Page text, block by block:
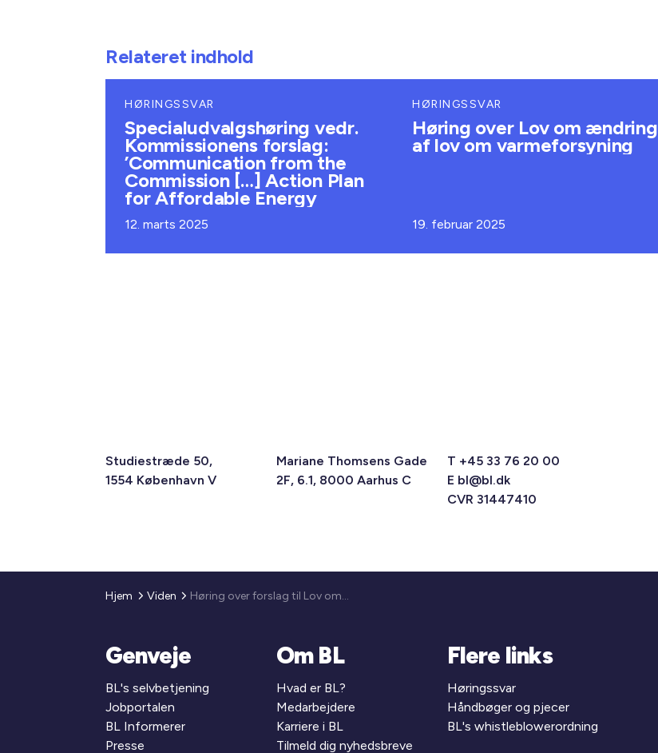
Relateret indhold
HØRINGSSVAR
Specialudvalgshøring vedr.
Kommissionens forslag:
’Communication from the
Commission […] Action Plan
for Affordable Energy
12. marts 2025
HØRINGSSVAR
Høring over Lov om ændring
af lov om varmeforsyning
19. februar 2025
Studiestræde 50,
1554 København V
Mariane Thomsens Gade
2F, 6.1, 8000 Aarhus C
T +45 33 76 20 00
E bl@bl.dk
CVR 31447410
Hjem Viden Høring over forslag til Lov om ændring af lov om varmeforsyning og lov om planlægning (Gennemsigtighed i varmeforsyningsvirksomheder)
Genveje
BL's selvbetjening
Jobportalen
BL Informerer
Presse
Om BL
Hvad er BL?
Medarbejdere
Karriere i BL
Tilmeld dig nyhedsbreve
Flere links
Høringssvar
Håndbøger og pjecer
BL's whistleblowerordning